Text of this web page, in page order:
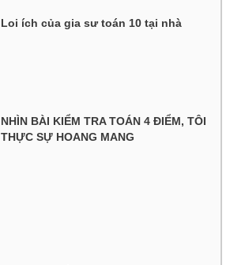
Loi ích của gia sư toán 10 tại nhà
NHÌN BÀI KIỂM TRA TOÁN 4 ĐIỂM, TÔI
THỰC SỰ HOANG MANG